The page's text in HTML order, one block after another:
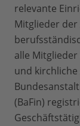
relevante
Mitglieder
alle
und kirchliche
(BaFin)